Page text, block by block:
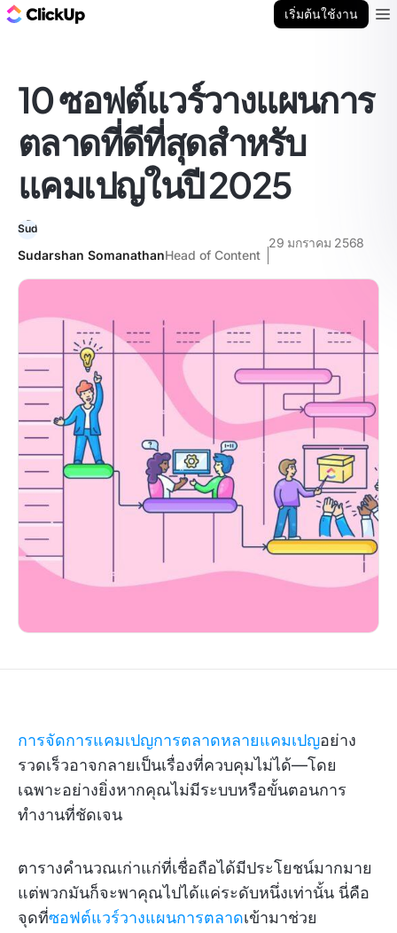
เริ่มต้นใช้งาน
10 ซอฟต์แวร์วางแผนการ
ตลาดที่ดีที่สุดสำหรับ
แคมเปญในปี 2025
Sudarshan SomanathanHead of Content
29 มกราคม 2568
การจัดการแคมเปญการตลาดหลายแคมเปญอย่าง
รวดเร็วอาจกลายเป็นเรื่องที่ควบคุมไม่ได้—โดย
เฉพาะอย่างยิ่งหากคุณไม่มีระบบหรือขั้นตอนการ
ทำงานที่ชัดเจน
ตารางคำนวณเก่าแก่ที่เชื่อถือได้มีประโยชน์มากมาย
แต่พวกมันก็จะพาคุณไปได้แค่ระดับหนึ่งเท่านั้น นี่คือ
จุดที่ซอฟต์แวร์วางแผนการตลาดเข้ามาช่วย